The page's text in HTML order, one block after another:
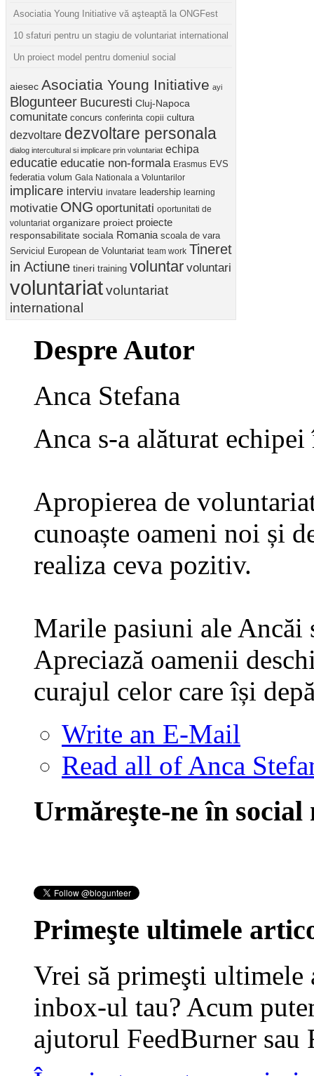
Asociatia Young Initiative vă aşteaptă la ONGFest
10 sfaturi pentru un stagiu de voluntariat international
Un proiect model pentru domeniul social
aiesec Asociatia Young Initiative ayi
Blogunteer Bucuresti Cluj-Napoca
comunitate concurs conferinta copii cultura
dezvoltare dezvoltare personala
dialog intercultural si implicare prin voluntariat echipa
educatie educatie non-formala Erasmus EVS
federatia volum Gala Nationala a Voluntarilor
implicare interviu invatare leadership learning
motivatie ONG oportunitati oportunitati de
voluntariat organizare proiect proiecte
responsabilitate sociala Romania scoala de vara
Serviciul European de Voluntariat team work Tineret
in Actiune tineri training voluntar voluntari
voluntariatvoluntariat
international
Despre Autor
Anca Stefana
Anca s-a alăturat
Apropierea de
cunoaște oameni noi și
realiza ceva pozitiv.
Marile pasiuni ale
Apreciază oamenii
curajul celor care își
Write an E-Mail
Read all of Anca
Urmăreşte-ne în social
Primeşte ultimele
Vrei să primeşti
inbox-ul tau? Acum
ajutorul FeedBurner sau